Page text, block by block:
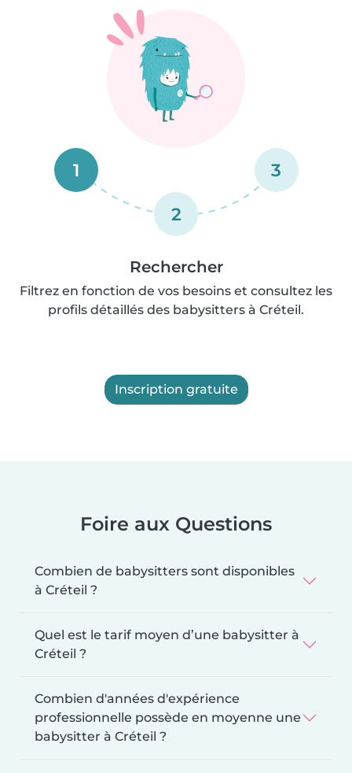
1
2
3
Rechercher
Filtrez en fonction de vos besoins et consultez les
profils détaillés des babysitters à Créteil.
Inscription gratuite
Foire aux Questions
Combien de babysitters sont disponibles
à Créteil ?
Quel est le tarif moyen d’une babysitter à
Créteil ?
Combien d'années d'expérience
professionnelle possède en moyenne une
babysitter à Créteil ?